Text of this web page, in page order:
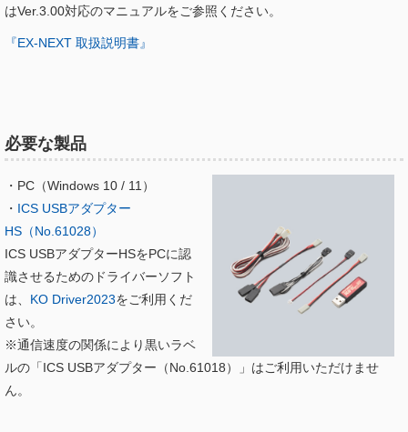
はVer.3.00対応のマニュアルをご参照ください。
『EX-NEXT 取扱説明書』
必要な製品
・PC（Windows 10 / 11）
・ ICS USBアダプター
HS（No.61028）
ICS USBアダプターHSをPCに認
識させるためのドライバーソフト
は、 KO Driver2023をご利用くだ
さい。
※通信速度の関係により黒いラベ
ルの「ICS USBアダプター（No.61018）」はご利用いただけませ
ん。